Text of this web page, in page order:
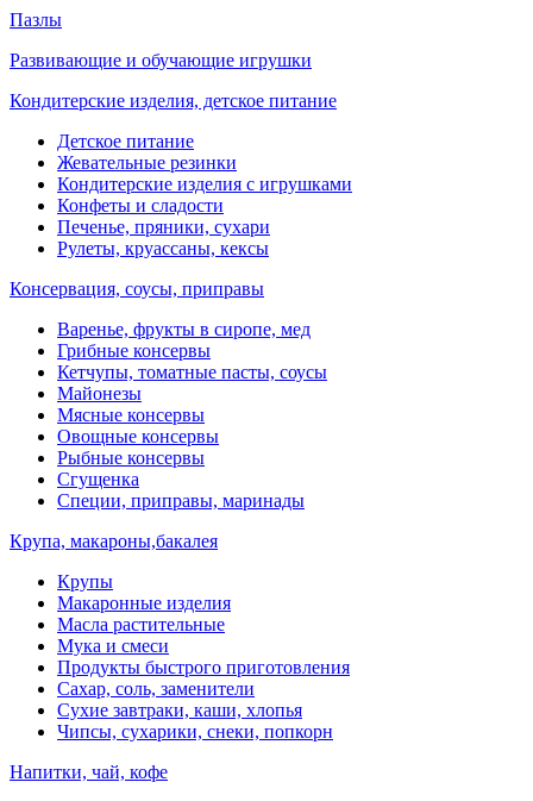
Пазлы
Развивающие и обучающие игрушки
Кондитерские изделия, детское питание
Детское питание
Жевательные резинки
Кондитерские изделия с игрушками
Конфеты и сладости
Печенье, пряники, сухари
Рулеты, круассаны, кексы
Консервация, соусы, приправы
Варенье, фрукты в сиропе, мед
Грибные консервы
Кетчупы, томатные пасты, соусы
Майонезы
Мясные консервы
Овощные консервы
Рыбные консервы
Сгущенка
Специи, приправы, маринады
Крупа, макароны,бакалея
Крупы
Макаронные изделия
Масла растительные
Мука и смеси
Продукты быстрого приготовления
Сахар, соль, заменители
Сухие завтраки, каши, хлопья
Чипсы, сухарики, снеки, попкорн
Напитки, чай, кофе